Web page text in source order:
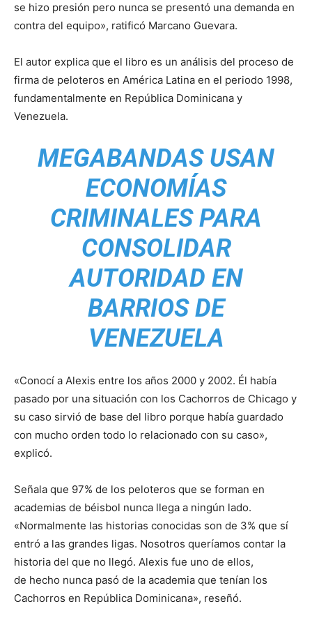
se hizo presión pero nunca se presentó una demanda en
contra del equipo», ratificó Marcano Guevara.
El autor explica que el libro es un análisis del proceso de
firma de peloteros en América Latina en el periodo 1998,
fundamentalmente en República Dominicana y
Venezuela.
MEGABANDAS USAN
ECONOMÍAS
CRIMINALES PARA
CONSOLIDAR
AUTORIDAD EN
BARRIOS DE
VENEZUELA
«Conocí a Alexis entre los años 2000 y 2002. Él había
pasado por una situación con los Cachorros de Chicago y
su caso sirvió de base del libro porque había guardado
con mucho orden todo lo relacionado con su caso»,
explicó.
Señala que 97% de los peloteros que se forman en
academias de béisbol nunca llega a ningún lado.
«Normalmente las historias conocidas son de 3% que sí
entró a las grandes ligas. Nosotros queríamos contar la
historia del que no llegó. Alexis fue uno de ellos,
de hecho nunca pasó de la academia que tenían los
Cachorros en República Dominicana», reseñó.